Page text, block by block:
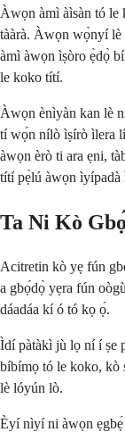
Àwọn àmì àìsàn tó
tààrà. Àwọn wọ̀nyí lè
àmì àwọn ìṣòro ẹ̀dọ̀
le koko títí.
Àwọn ènìyàn kan lè
tí wọ́n nílò ìṣírò ìlera
àwọn èrò ti ara ẹni,
títí pẹ̀lú àwọn ìyípadà
Ta Ni Kò
Acitretin kò yẹ fún
a gbọ́dọ̀ yẹra fún
dáadáa kí ó tó kọ ọ́.
Ìdí pàtàkì jù lọ ní í ṣe
bíbímọ tó le koko, kò
lè lóyún lò.
Èyí nìyí ni àwọn